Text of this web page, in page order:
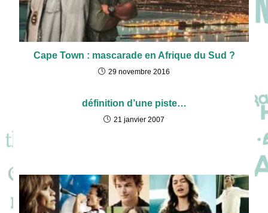
Cape Town : mascarade en Afrique du Sud ?
29 novembre 2016
définition d’une piste…
21 janvier 2007